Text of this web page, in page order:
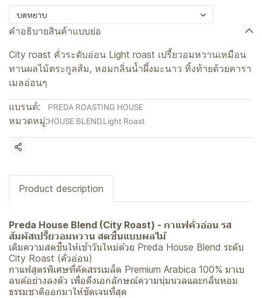
บดหยาบ
คำอธิบายสินค้าแบบย่อ
City roast คั่วระดับอ่อน Light roast เปรี้ยวอมหวานเหมือน
ทานผลไม้ตระกูลส้ม, หอมกลิ่นน้ำผึ้งมะนาว ทิ้งท้ายด้วยคารา
เมลอ่อนๆ
แบรนด์: PREDA ROASTING HOUSE
หมวดหมู่:HOUSE BLEND,Light Roast
แชร์
Product description
Preda House Blend (City Roast) - กาแฟคั่วอ่อน รส
สัมผัสเปรี้ยวอมหวาน สดชื่นแบบผลไม้
เติมความสดชื่นให้เช้าวันใหม่ด้วย Preda House Blend ระดับ
City Roast (คั่วอ่อน)
กาแฟสูตรพิเศษที่คัดสรรเมล็ด Premium Arabica 100% มาเบ
ลนด์อย่างลงตัว เพื่อดึงเอกลักษณ์ความนุ่มนวลและกลิ่นหอม
ธรรมชาติออกมาให้ชัดเจนที่สุด